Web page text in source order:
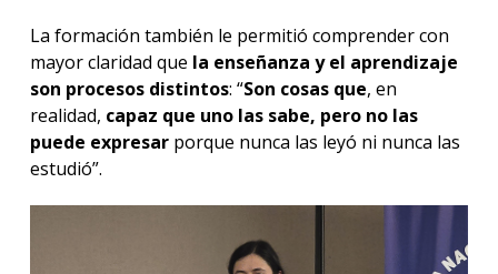
La formación también le permitió comprender con
mayor claridad que la enseñanza y el aprendizaje
son procesos distintos: “Son cosas que, en
realidad, capaz que uno las sabe, pero no las
puede expresarporque nunca las leyó ni nunca las
estudió”.